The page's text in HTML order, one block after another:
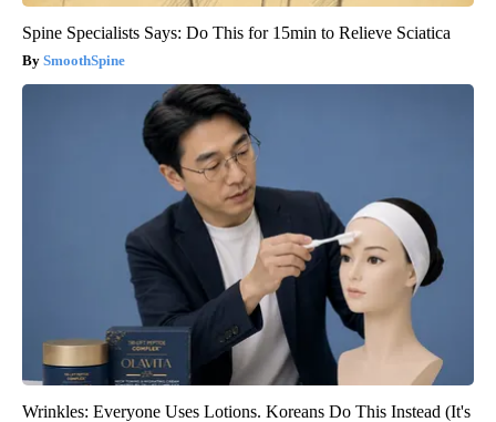
Spine Specialists Says: Do This for 15min to Relieve Sciatica
SmoothSpine
Wrinkles: Everyone Uses Lotions. Koreans Do This Instead (It's